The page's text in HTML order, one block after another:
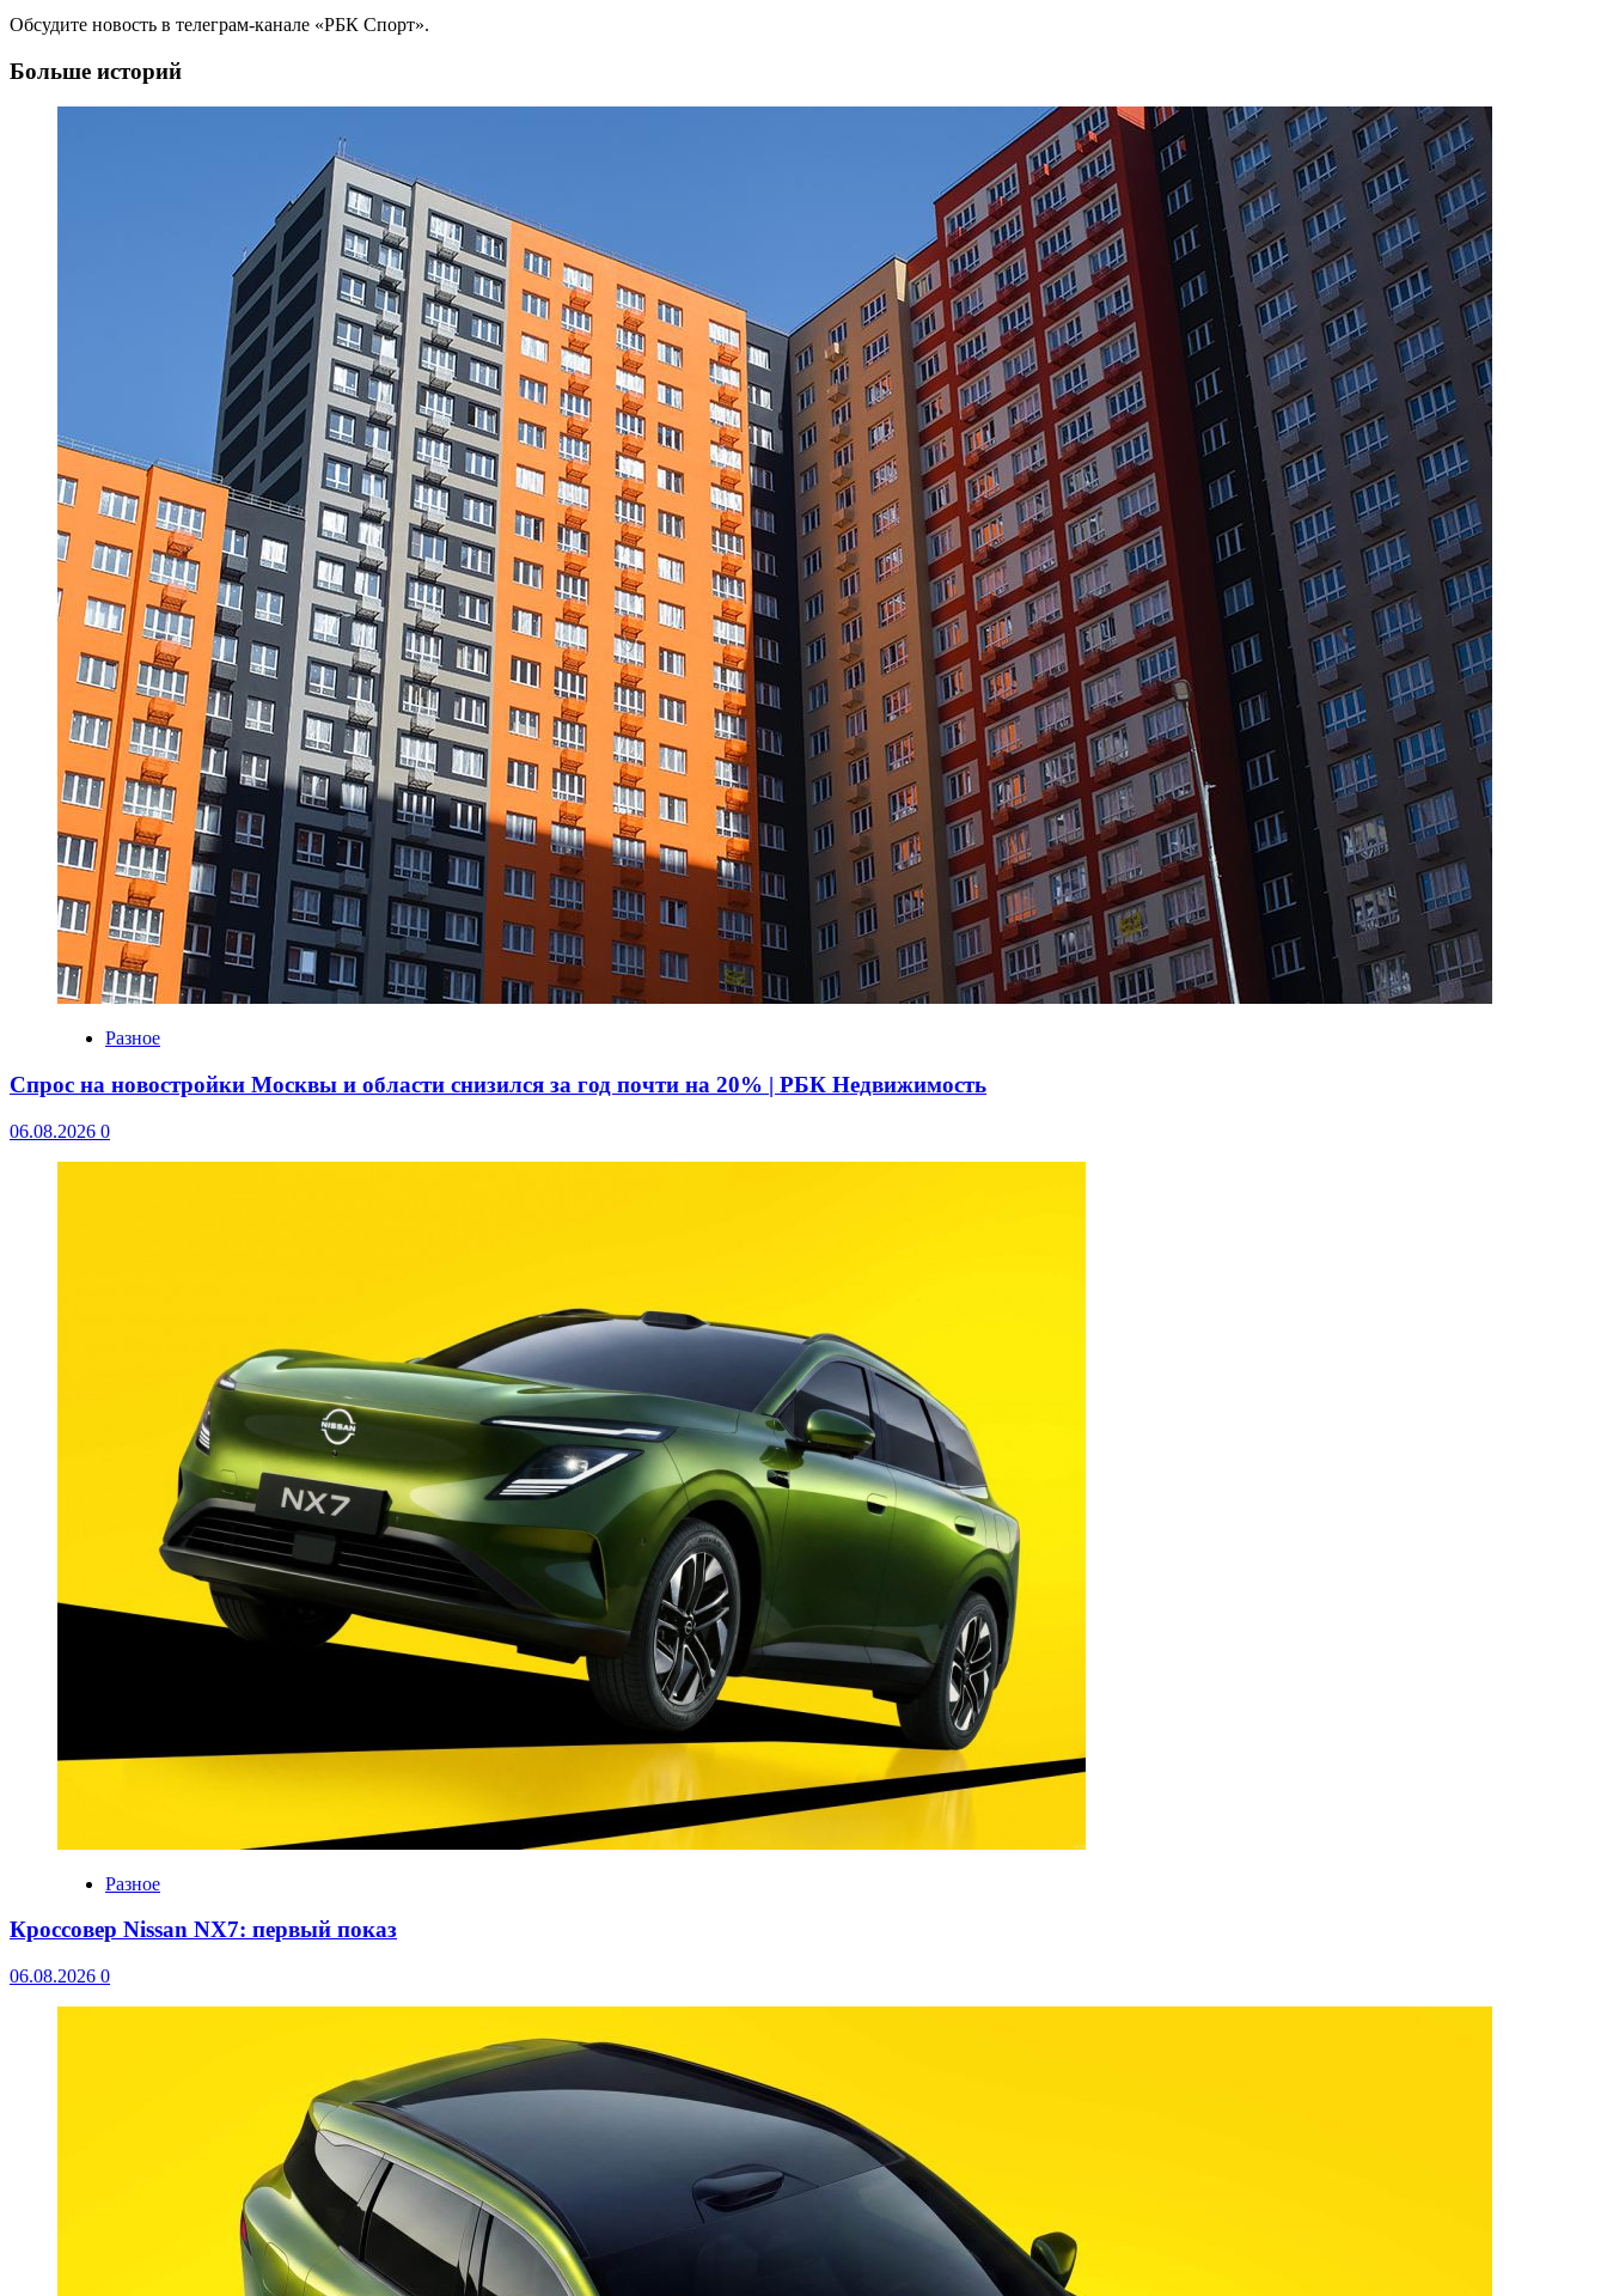
Обсудите новость в телеграм-канале «РБК Спорт».
Больше историй
Разное
Спрос на новостройки Москвы и области снизился за год почти на 20% | РБК Недвижимость
06.08.2026 0
Разное
Кроссовер Nissan NX7: первый показ
06.08.2026 0